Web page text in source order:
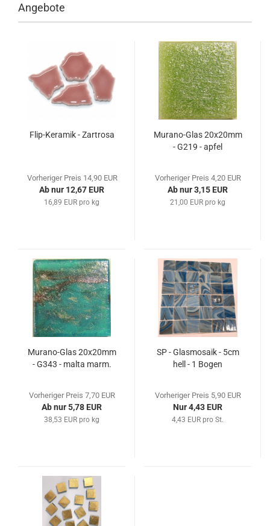
Angebote
Flip-Keramik - Zartrosa
Vorheriger Preis 14,90 EUR
Ab nur 12,67 EUR
16,89 EUR pro kg
Murano-Glas 20x20mm
- G219 - apfel
Vorheriger Preis 4,20 EUR
Ab nur 3,15 EUR
21,00 EUR pro kg
Murano-Glas 20x20mm
- G343 - malta marm.
Vorheriger Preis 7,70 EUR
Ab nur 5,78 EUR
38,53 EUR pro kg
SP - Glasmosaik - 5cm
hell - 1 Bogen
Vorheriger Preis 5,90 EUR
Nur 4,43 EUR
4,43 EUR pro St.